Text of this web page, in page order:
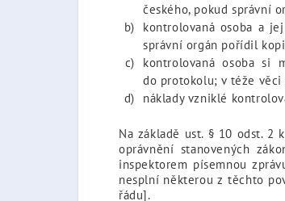
českého, pokud správní
kontrolovaná osoba a
správní orgán pořídil
kontrolovaná osoba si
do protokolu; v téže věci
náklady vzniklé
Na základě ust. § 10 odst.
oprávnění stanovených
inspektorem písemnou
nesplní některou z těchto
řádu].